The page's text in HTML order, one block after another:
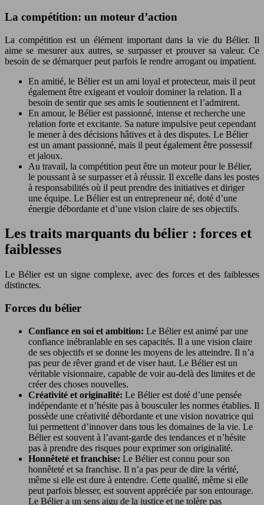
La compétition: un moteur d’action
La compétition est un élément important dans la vie du Bélier. Il
aime se mesurer aux autres, se surpasser et prouver sa valeur. Ce
besoin de se démarquer peut parfois le rendre arrogant ou impatient.
En amitié, le Bélier est un ami loyal et protecteur, mais il peut
également être exigeant et vouloir dominer la relation. Il a
besoin de sentir que ses amis le soutiennent et l’admirent.
En amour, le Bélier est passionné, intense et recherche une
relation forte et excitante. Sa nature impulsive peut cependant
le mener à des décisions hâtives et à des disputes. Le Bélier
est un amant passionné, mais il peut également être possessif
et jaloux.
Au travail, la compétition peut être un moteur pour le Bélier,
le poussant à se surpasser et à réussir. Il excelle dans les postes
à responsabilités où il peut prendre des initiatives et diriger
une équipe. Le Bélier est un entrepreneur né, doté d’une
énergie débordante et d’une vision claire de ses objectifs.
Les traits marquants du bélier : forces et
faiblesses
Le Bélier est un signe complexe, avec des forces et des faiblesses
distinctes.
Forces du bélier
Confiance en soi et ambition: Le Bélier est animé par une
confiance inébranlable en ses capacités. Il a une vision claire
de ses objectifs et se donne les moyens de les atteindre. Il n’a
pas peur de rêver grand et de viser haut. Le Bélier est un
véritable visionnaire, capable de voir au-delà des limites et de
créer des choses nouvelles.
Créativité et originalité: Le Bélier est doté d’une pensée
indépendante et n’hésite pas à bousculer les normes établies. Il
possède une créativité débordante et une vision novatrice qui
lui permettent d’innover dans tous les domaines de la vie. Le
Bélier est souvent à l’avant-garde des tendances et n’hésite
pas à prendre des risques pour exprimer son originalité.
Honnêteté et franchise: Le Bélier est connu pour son
honnêteté et sa franchise. Il n’a pas peur de dire la vérité,
même si elle est dure à entendre. Cette qualité, même si elle
peut parfois blesser, est souvent appréciée par son entourage.
Le Bélier a un sens aigu de la justice et ne tolère pas